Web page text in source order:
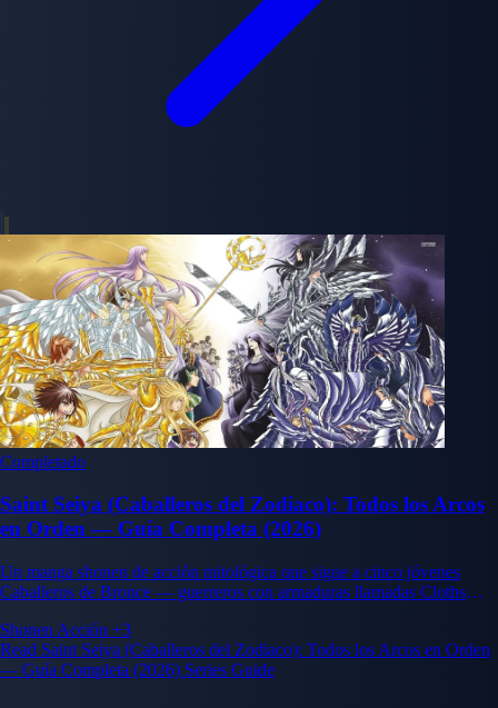
Completado
Saint Seiya (Caballeros del Zodiaco): Todos los Arcos
en Orden — Guía Completa (2026)
Un manga shonen de acción mitológica que sigue a cinco jóvenes
Caballeros de Bronce — guerreros con armaduras llamadas Cloths
reencarnación de la diosa Atenea.
Shonen Acción +3
Read Saint Seiya (Caballeros del Zodiaco): Todos los Arcos en Orden
— Guía Completa (2026) Series Guide